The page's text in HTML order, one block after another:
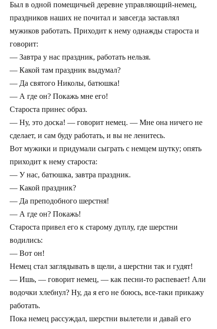
Был в одной помещичьей деревне управляющий-немец,
праздников наших не почитал и завсегда заставлял
мужиков работать. Приходит к нему однажды староста и
говорит:
— Завтра у нас праздник, работать нельзя.
— Какой там праздник выдумал?
— Да святого Николы, батюшка!
— А где он? Покажь мне его!
Староста принес образ.
— Ну, это доска! — говорит немец. — Мне она ничего не
сделает, и сам буду работать, и вы не ленитесь.
Вот мужики и придумали сыграть с немцем шутку; опять
приходит к нему староста:
— У нас, батюшка, завтра праздник.
— Какой праздник?
— Да преподобного шерстня!
— А где он? Покажь!
Староста привел его к старому дуплу, где шерстни
водились:
— Вот он!
Немец стал заглядывать в щели, а шерстни так и гудят!
— Ишь, — говорит немец, — как песни-то распевает! Али
водочки хлебнул? Ну, да я его не боюсь, все-таки прикажу
работать.
Пока немец рассуждал, шерстни вылетели и давай его